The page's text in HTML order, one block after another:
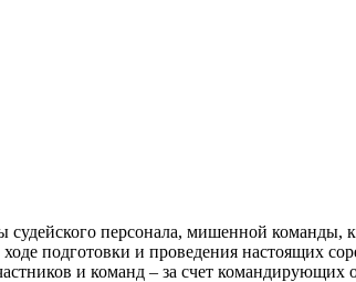
судейского персонала, мишенной
подготовки и проведения настоящих
и команд – за счет командирующих